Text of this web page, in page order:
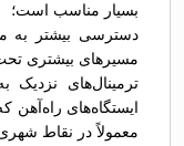
بسیار مناسب است؛
دسترسی بیشتر به
مسیرهای بیشتری
ترمینال‌های نزدیک
ایستگاه‌های راه‌آهن
معمولاً در نقاط